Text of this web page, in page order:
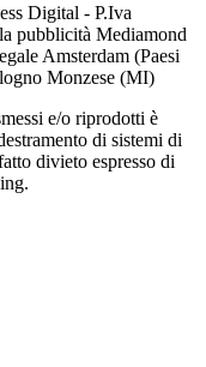
Digital - P.Iva
pubblicità Mediamond
Amsterdam (Paesi
Monzese (MI)
e/o riprodotti è
di sistemi di
divieto espresso di